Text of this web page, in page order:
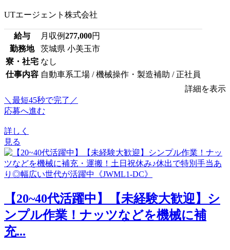
UTエージェント株式会社
給与 月収例277,000円
勤務地
茨城県 小美玉市
寮・社宅 なし
仕事内容 自動車系工場 / 機械操作・製造補助 / 正社員
詳細を表示
＼最短45秒で完了／
応募へ進む
詳しく
見る
【20~40代活躍中】【未経験大歓迎】シ
ンプル作業！ナッツなどを機械に補
充...